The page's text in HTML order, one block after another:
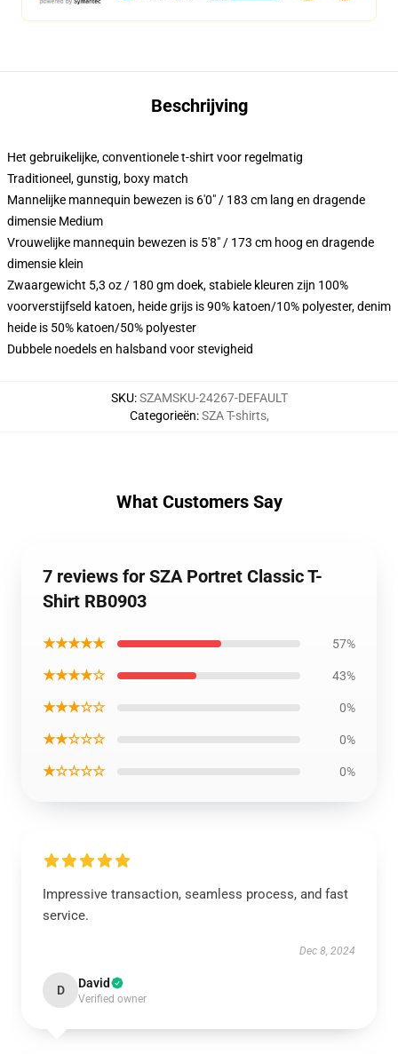
Beschrijving
Het gebruikelijke, conventionele t-shirt voor regelmatig
Traditioneel, gunstig, boxy match
Mannelijke mannequin bewezen is 6'0" / 183 cm lang en dragende
dimensie Medium
Vrouwelijke mannequin bewezen is 5'8" / 173 cm hoog en dragende
dimensie klein
Zwaargewicht 5,3 oz / 180 gm doek, stabiele kleuren zijn 100%
voorverstijfseld katoen, heide grijs is 90% katoen/10% polyester, denim
heide is 50% katoen/50% polyester
Dubbele noedels en halsband voor stevigheid
SKU:SZAMSKU-24267-DEFAULT
Categorieën:SZA T-shirts,
What Customers Say
7 reviews for SZA Portret Classic T-
Shirt RB0903
★★★★★ 57%
★★★★☆ 43%
★★★☆☆ 0%
★★☆☆☆ 0%
★☆☆☆☆ 0%
Impressive transaction, seamless process, and fast
service.
Dec 8, 2024
D David
Verified owner